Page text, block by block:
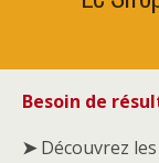
Besoin de
➤Découvrez